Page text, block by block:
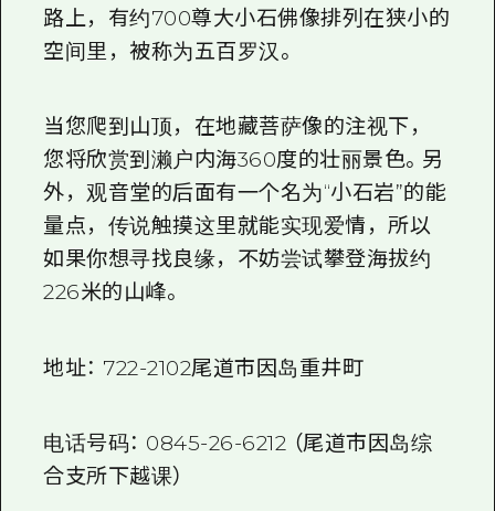
路上，有约700尊大小石佛像排列在狭小的
空间里，被称为五百罗汉。
当您爬到山顶，在地藏菩萨像的注视下，
您将欣赏到濑户内海360度的壮丽景色。另
外，观音堂的后面有一个名为“小石岩”的能
量点，传说触摸这里就能实现爱情，所以
如果你想寻找良缘，不妨尝试攀登海拔约
226米的山峰。
地址： 722-2102尾道市因岛重井町
电话号码： 0845-26-6212 （尾道市因岛综
合支所下越课）